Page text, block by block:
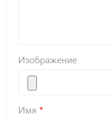
Изображение
Имя